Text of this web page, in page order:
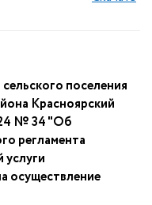
поселения
Красноярский
№ 34 "Об
регламента
осуществление